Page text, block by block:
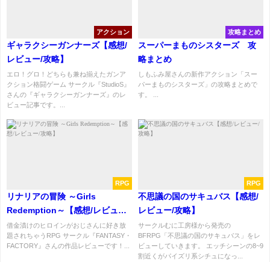
アクション
ギャラクシーガンナーズ【感想/
レビュー/攻略】
エロ！グロ！どちらも兼ね揃えたガンア
クション格闘ゲーム サークル『StudioS』
さんの『ギャラクシーガンナーズ』のレ
ビュー記事です。...
攻略まとめ
スーパーまものシスターズ 攻
略まとめ
しもふみ屋さんの新作アクション「スー
パーまものシスターズ」の攻略まとめで
す。 ...
RPG
リナリアの冒険 ～Girls
Redemption～【感想/レビュー/
攻略】
借金漬けのヒロインがおじさんに好き放
題されちゃうRPG サークル『FANTASY・
FACTORY』さんの作品レビューです！...
RPG
不思議の国のサキュバス【感想/
レビュー/攻略】
サークルむに工房様から発売の
BFRPG「不思議の国のサキュバス」をレ
ビューしていきます。 エッチシーンの8~9
割近くがパイズリ系シチュになっ...